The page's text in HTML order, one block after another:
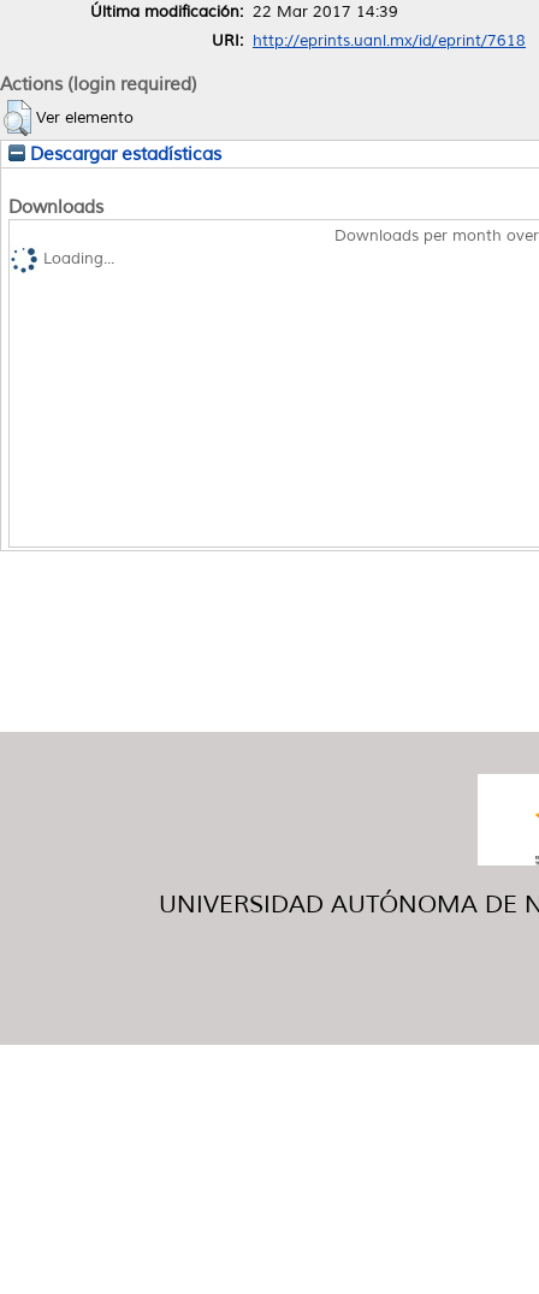
Última modificación: 22 Mar 2017 14:39
URI: http://eprints.uanl.mx/id/eprint/7618
Actions (login required)
Ver elemento
Descargar estadísticas
Downloads
Downloads per month
Loading...
UNIVERSIDAD AUTÓNOMA DE